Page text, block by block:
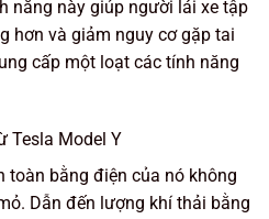
năng này giúp người lái xe tập
hơn và giảm nguy cơ gặp tai
cấp một loạt các tính năng
Tesla Model Y
toàn bằng điện của nó không
Dẫn đến lượng khí thải bằng